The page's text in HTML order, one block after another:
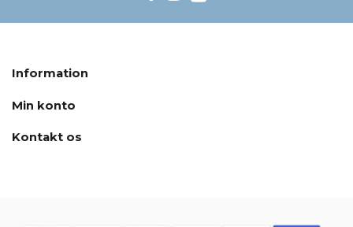
Information
Min konto
Kontakt os